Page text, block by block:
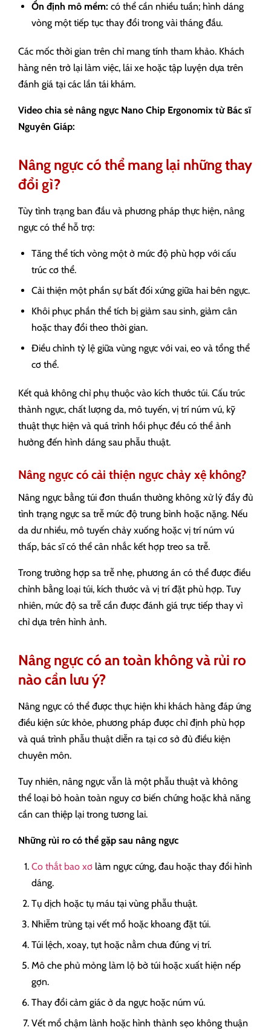
Ổn định mô mềm: có thể cần nhiều tuần; hình dáng
vòng một tiếp tục thay đổi trong vài tháng đầu.
Các mốc thời gian trên chỉ mang tính tham khảo. Khách
hàng nên trở lại làm việc, lái xe hoặc tập luyện dựa trên
đánh giá tại các lần tái khám.
Video chia sẻ nâng ngực Nano Chip Ergonomix từ Bác sĩ
Nguyên Giáp:
Nâng ngực có thể mang lại những thay
đổi gì?
Tùy tình trạng ban đầu và phương pháp thực hiện, nâng
ngực có thể hỗ trợ:
Tăng thể tích vòng một ở mức độ phù hợp với cấu
trúc cơ thể.
Cải thiện một phần sự bất đối xứng giữa hai bên ngực.
Khôi phục phần thể tích bị giảm sau sinh, giảm cân
hoặc thay đổi theo thời gian.
Điều chỉnh tỷ lệ giữa vùng ngực với vai, eo và tổng thể
cơ thể.
Kết quả không chỉ phụ thuộc vào kích thước túi. Cấu trúc
thành ngực, chất lượng da, mô tuyến, vị trí núm vú, kỹ
thuật thực hiện và quá trình hồi phục đều có thể ảnh
hưởng đến hình dáng sau phẫu thuật.
Nâng ngực có cải thiện ngực chảy xệ không?
Nâng ngực bằng túi đơn thuần thường không xử lý đầy đủ
tình trạng ngực sa trễ mức độ trung bình hoặc nặng. Nếu
da dư nhiều, mô tuyến chảy xuống hoặc vị trí núm vú
thấp, bác sĩ có thể cân nhắc kết hợp treo sa trễ.
Trong trường hợp sa trễ nhẹ, phương án có thể được điều
chỉnh bằng loại túi, kích thước và vị trí đặt phù hợp. Tuy
nhiên, mức độ sa trễ cần được đánh giá trực tiếp thay vì
chỉ dựa trên hình ảnh.
Nâng ngực có an toàn không và rủi ro
nào cần lưu ý?
Nâng ngực có thể được thực hiện khi khách hàng đáp ứng
điều kiện sức khỏe, phương pháp được chỉ định phù hợp
và quá trình phẫu thuật diễn ra tại cơ sở đủ điều kiện
chuyên môn.
Tuy nhiên, nâng ngực vẫn là một phẫu thuật và không
thể loại bỏ hoàn toàn nguy cơ biến chứng hoặc khả năng
cần can thiệp lại trong tương lai.
Những rủi ro có thể gặp sau nâng ngực
Co thắt bao xơ làm ngực cứng, đau hoặc thay đổi hình
dáng.
Tụ dịch hoặc tụ máu tại vùng phẫu thuật.
Nhiễm trùng tại vết mổ hoặc khoang đặt túi.
Túi lệch, xoay, tụt hoặc nằm chưa đúng vị trí.
Mô che phủ mỏng làm lộ bờ túi hoặc xuất hiện nếp
gợn.
Thay đổi cảm giác ở da ngực hoặc núm vú.
Vết mổ chậm lành hoặc hình thành sẹo không thuận